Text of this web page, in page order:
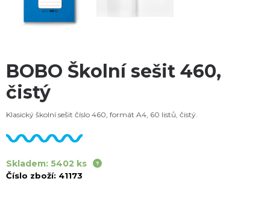
BOBO Školní sešit 460,
čistý
Klasický školní sešit číslo 460, formát A4, 60 listů, čistý.
Skladem: 5402 ks
Číslo zboží: 41173